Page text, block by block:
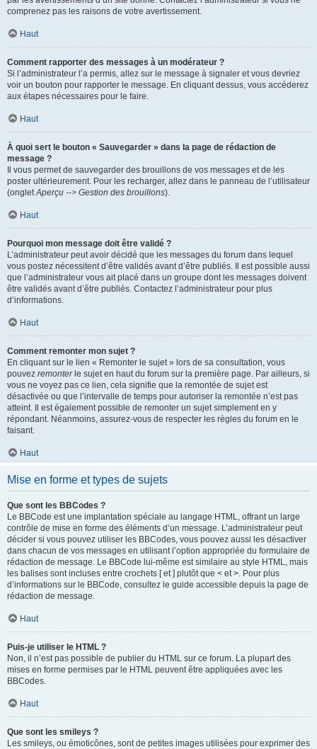
comprenez pas les raisons de votre avertissement.
Haut
Comment rapporter des messages à un modérateur ?
Si l’administrateur l’a permis, allez sur le message à signaler et vous devriez
voir un bouton pour rapporter le message. En cliquant dessus, vous accéderez
aux étapes nécessaires pour le faire.
Haut
À quoi sert le bouton « Sauvegarder » dans la page de rédaction de
message ?
Il vous permet de sauvegarder des brouillons de vos messages et de les
poster ultérieurement. Pour les recharger, allez dans le panneau de l’utilisateur
(ongletAperçu --> Gestion des brouillons).
Haut
Pourquoi mon message doit être validé ?
L’administrateur peut avoir décidé que les messages du forum dans lequel
vous postez nécessitent d’être validés avant d’être publiés. Il est possible aussi
que l’administrateur vous ait placé dans un groupe dont les messages doivent
être validés avant d’être publiés. Contactez l’administrateur pour plus
d’informations.
Haut
Comment remonter mon sujet ?
En cliquant sur le lien « Remonter le sujet » lors de sa consultation, vous
pouvez remonterle sujet en haut du forum sur la première page. Par ailleurs, si
vous ne voyez pas ce lien, cela signifie que la remontée de sujet est
désactivée ou que l’intervalle de temps pour autoriser la remontée n’est pas
atteint. Il est également possible de remonter un sujet simplement en y
répondant. Néanmoins, assurez-vous de respecter les règles du forum en le
faisant.
Haut
Mise en forme et types de sujets
Que sont les BBCodes ?
Le BBCode est une implantation spéciale au langage HTML, offrant un large
contrôle de mise en forme des éléments d’un message. L’administrateur peut
décider si vous pouvez utiliser les BBCodes, vous pouvez aussi les désactiver
dans chacun de vos messages en utilisant l’option appropriée du formulaire de
rédaction de message. Le BBCode lui-même est similaire au style HTML, mais
les balises sont incluses entre crochets [ et ] plutôt que < et >. Pour plus
d’informations sur le BBCode, consultez le guide accessible depuis la page de
rédaction de message.
Haut
Puis-je utiliser le HTML ?
Non, il n’est pas possible de publier du HTML sur ce forum. La plupart des
mises en forme permises par le HTML peuvent être appliquées avec les
BBCodes.
Haut
Que sont les smileys ?
Les smileys, ou émoticônes, sont de petites images utilisées pour exprimer des